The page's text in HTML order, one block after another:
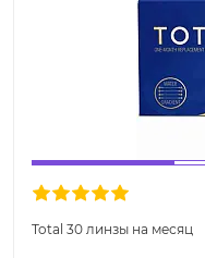
Total 30 линзы на месяц